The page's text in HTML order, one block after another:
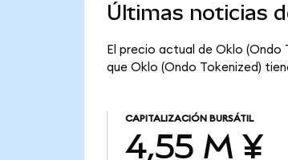
Últimas noticias
El precio actual de Oklo (Ondo
que Oklo (Ondo Tokenized)
CAPITALIZACIÓN BURSÁTIL
4,55 M ¥